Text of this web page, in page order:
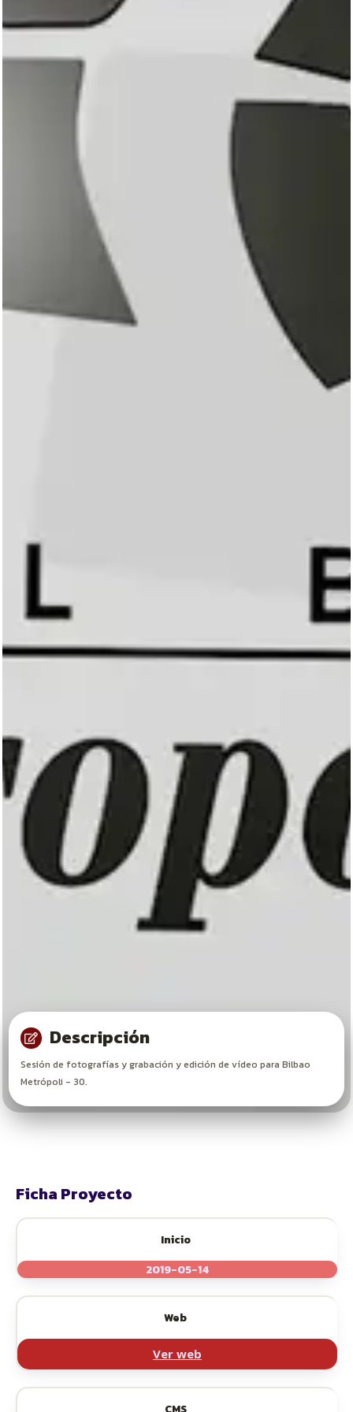
Descripción
Sesión de fotografías y grabación y edición de vídeo para Bilbao
Metrópoli - 30.
Ficha Proyecto
Inicio
2019-05-14
Web
Ver web